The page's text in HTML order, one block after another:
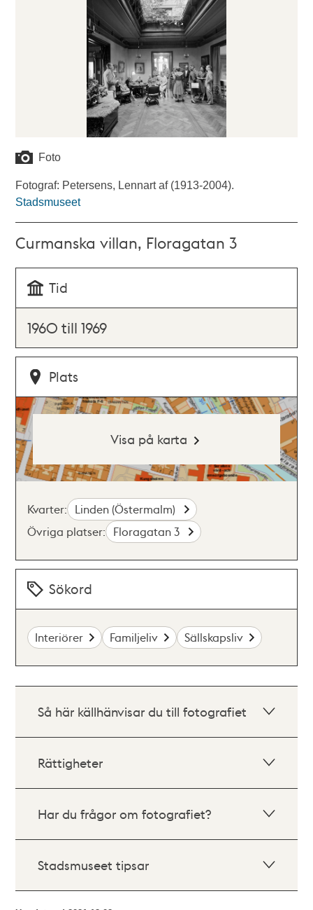
Foto
Fotograf: Petersens, Lennart af (1913-2004).
Stadsmuseet
Curmanska villan, Floragatan 3
Tid
1960 till 1969
Plats
Visa på karta
Kvarter: Linden (Östermalm)
Övriga platser: Floragatan 3
Sökord
Interiörer Familjeliv Sällskapsliv
Så här källhänvisar du till fotografiet
Rättigheter
Har du frågor om fotografiet?
Stadsmuseet tipsar